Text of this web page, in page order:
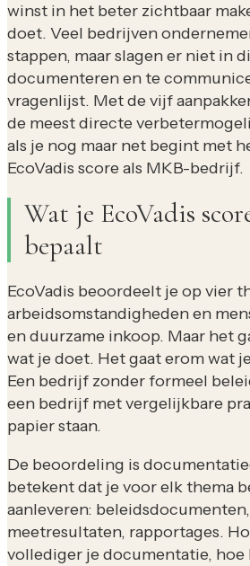
winst in het beter zichtbaar
doet. Veel bedrijven
stappen, maar slagen er niet in
documenteren en te
vragenlijst. Met de vijf
de meest directe
als je nog maar net begint met
EcoVadis score als MKB-bedrijf.
Wat je EcoVadis
bepaalt
EcoVadis beoordeelt je op vier
arbeidsomstandigheden en
en duurzame inkoop. Maar het
wat je doet. Het gaat erom wat
Een bedrijf zonder formeel
een bedrijf met vergelijkbare
papier staan.
De beoordeling is
betekent dat je voor elk thema
aanleveren:
meetresultaten, rapportages.
vollediger je documentatie, hoe